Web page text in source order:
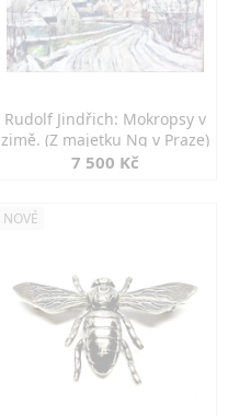
Rudolf Jindřich: Mokropsy v
zimě. (Z majetku Ng v Praze)
7 500 Kč
NOVÉ